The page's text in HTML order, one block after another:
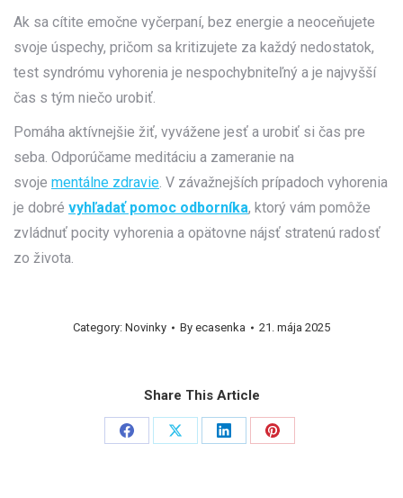
Ak sa cítite emočne vyčerpaní, bez energie a neoceňujete
svoje úspechy, pričom sa kritizujete za každý nedostatok,
test syndrómu vyhorenia je nespochybniteľný a je najvyšší
čas s tým niečo urobiť.
Pomáha aktívnejšie žiť, vyvážene jesť a urobiť si čas pre
seba. Odporúčame meditáciu a zameranie na
svoje mentálne zdravie. V závažnejších prípadoch vyhorenia
je dobré vyhľadať pomoc odborníka, ktorý vám pomôže
zvládnuť pocity vyhorenia a opätovne nájsť stratenú radosť
zo života.
Category: Novinky By ecasenka 21. mája 2025
Share This Article
Share
Share
Share
Share